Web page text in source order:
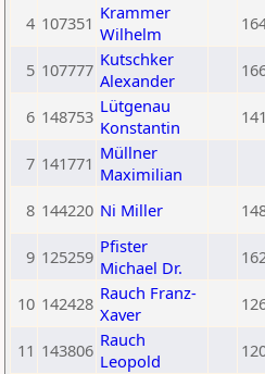
4 107351 Krammer
Wilhelm
5 107777 Kutschker
Alexander
6 148753 Lütgenau
Konstantin
7 141771 Müllner
Maximilian
8 144220 Ni Miller
9 125259 Pfister
Michael Dr.
10 142428 Rauch Franz-
Xaver
11 143806 Rauch
Leopold